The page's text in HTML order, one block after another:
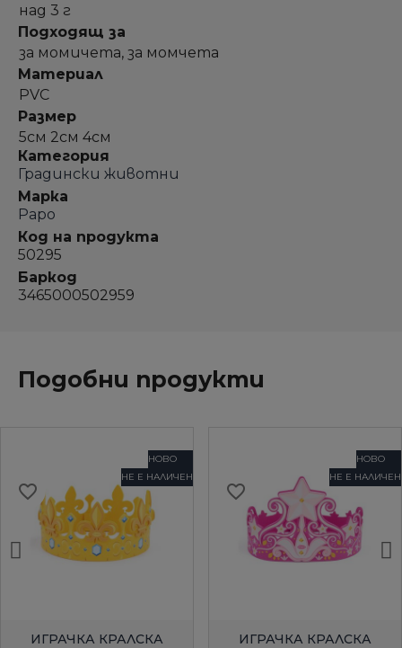
над 3 г
Подходящ за
за момичета, за момчета
Материал
PVC
Размер
5см 2см 4см
Категория
Градински животни
Марка
Papo
Код на продукта
50295
Баркод
3465000502959
Подобни продукти
БЪРЗ ПРЕГЛЕД
НОВО
НЕ Е НАЛИЧЕН
ИГРАЧКА КРАЛСКА
favorite_border
БЪРЗ ПРЕГЛЕД
НОВО
НЕ Е НАЛИЧЕН
ИГРАЧКА КРАЛСКА
favorite_border